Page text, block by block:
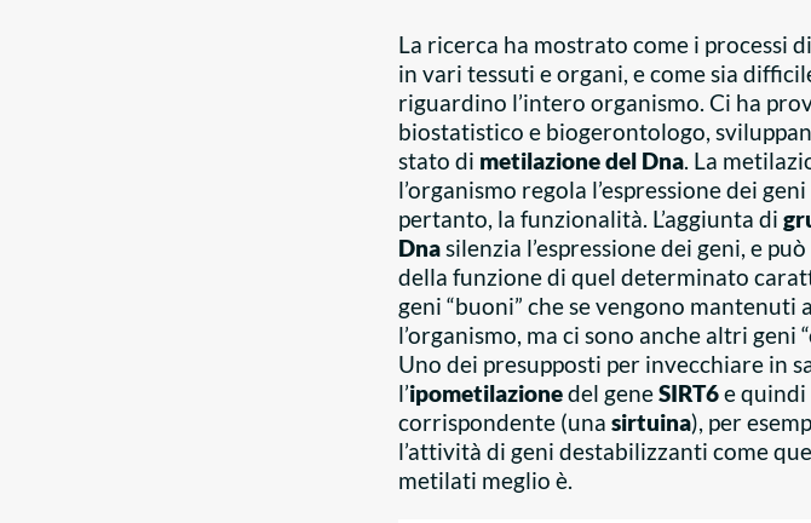
La ricerca ha mostrato come i processi
in vari tessuti e organi, e come sia
riguardino l’intero organismo. Ci ha
biostatistico e biogerontologo,
stato di metilazione del Dna . La
l’organismo regola l’espressione dei
pertanto, la funzionalità. L’aggiunta di
Dna silenzia l’espressione dei geni, e
della funzione di quel determinato
geni “buoni” che se vengono
l’organismo, ma ci sono anche altri geni
Uno dei presupposti per invecchiare in
l’ipometilazionedel geneSIRT6e quindi
corrispondente (unasirtuina), per
l’attività di geni destabilizzanti come
metilati meglio è.